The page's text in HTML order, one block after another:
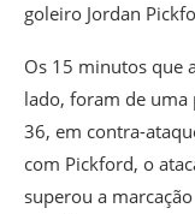
goleiro Jordan
Os 15 minutos que
lado, foram de
36, em contra-
com Pickford, o
superou a